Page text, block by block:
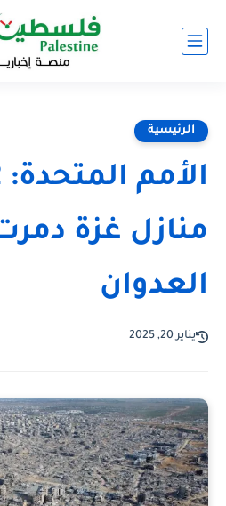
الرئيسية
منازل غزة
العدوان
يناير 20, 2025